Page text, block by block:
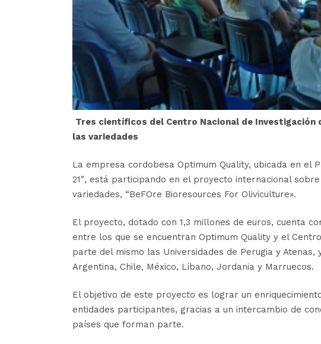
Tres científicos del Centro Nacional de
las variedades
La empresa cordobesa Optimum Quality, ubicada en el
21″, está participando en el proyecto internacional
variedades, “BeFOre Bioresources For Oliviculture».
El proyecto, dotado con 1,3 millones de euros, cuenta
entre los que se encuentran Optimum Quality y el
parte del mismo las Universidades de Perugia y Atenas,
Argentina, Chile, México, Líbano, Jordania y Marruecos.
El objetivo de este proyecto es lograr un
entidades participantes, gracias a un intercambio de
países que forman parte.